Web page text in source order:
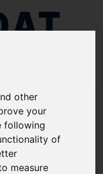
other
your
following
of
measure
/ HAMWORTHY -
ДЛЯ